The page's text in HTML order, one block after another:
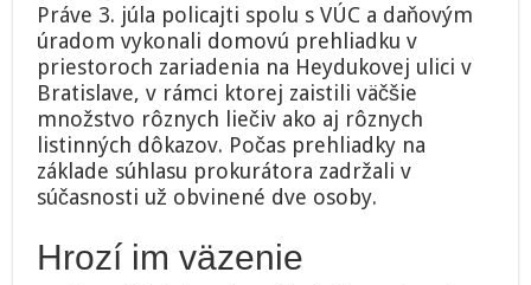
Práve 3. júla policajti spolu s VÚC a daňovým
úradom vykonali domovú prehliadku v
priestoroch zariadenia na Heydukovej ulici v
Bratislave, v rámci ktorej zaistili väčšie
množstvo rôznych liečiv ako aj rôznych
listinných dôkazov. Počas prehliadky na
základe súhlasu prokurátora zadržali v
súčasnosti už obvinené dve osoby.
Hrozí im väzenie